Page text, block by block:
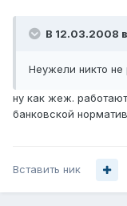
В 12.03.2008
Неужели никто не
ну как жеж.
банковской
Вставить ник